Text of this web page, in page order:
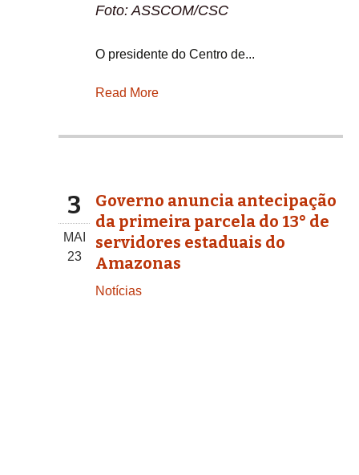
Foto: ASSCOM/CSC
O presidente do Centro de...
Read More
3
MAI
23
Governo anuncia antecipação
da primeira parcela do 13° de
servidores estaduais do
Amazonas
Notícias